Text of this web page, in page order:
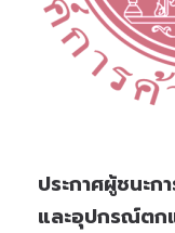
ประกาศผู้ชนะก
และอุปกรณ์ตก